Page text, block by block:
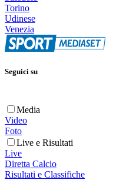
Torino
Udinese
Venezia
Seguici su
Media
Video
Foto
Live e Risultati
Live
Diretta Calcio
Risultati e Classifiche